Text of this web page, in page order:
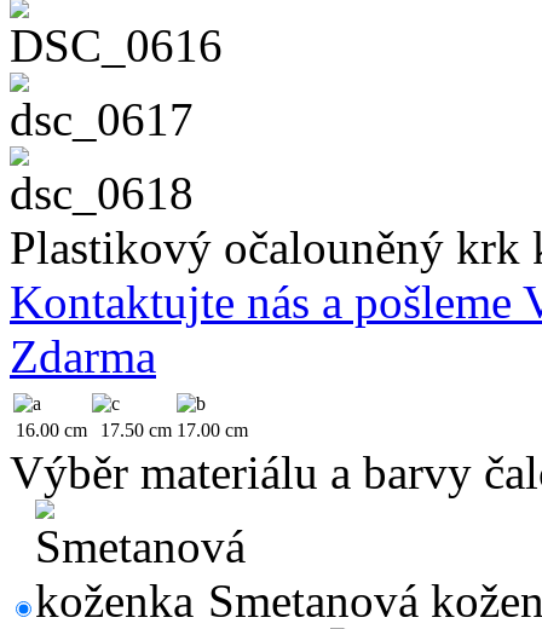
Plastikový očalouněný krk
Kontaktujte nás a
Zdarma
16.00 cm 17.50 cm 17.00 cm
Výběr materiálu a barvy
Smetanová